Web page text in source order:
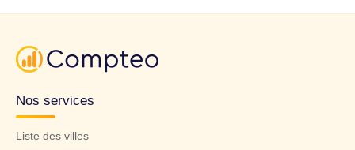
Nos services
Liste des villes